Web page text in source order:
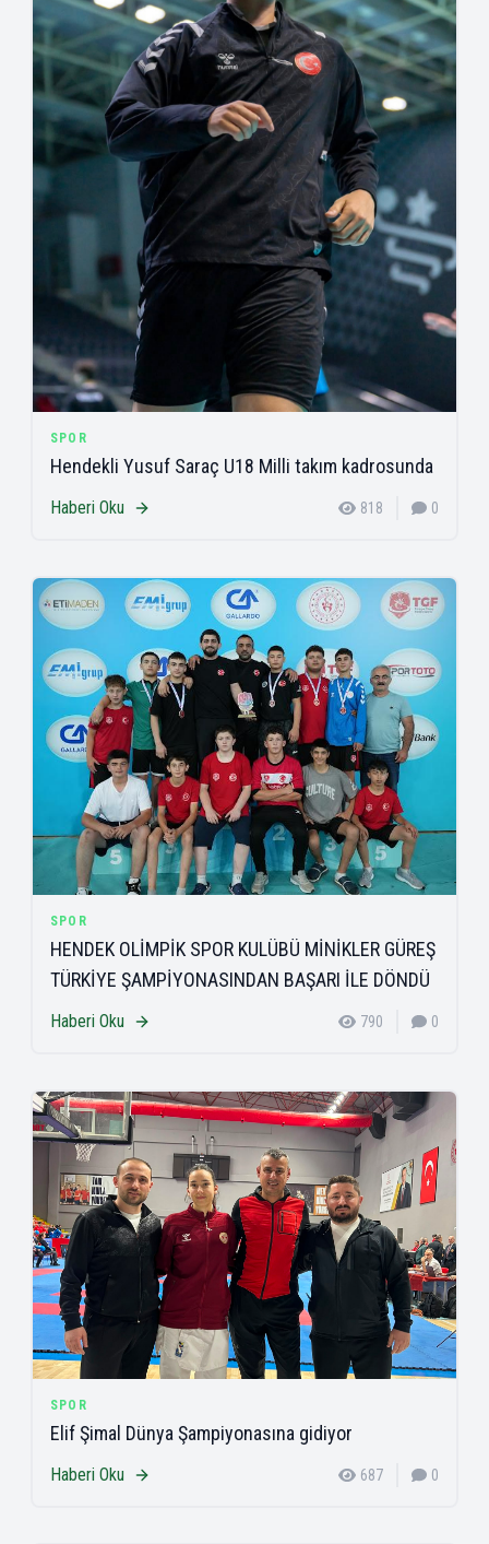
SPOR
Hendekli Yusuf Saraç U18 Milli takım kadrosunda
Haberi Oku 818 0
SPOR
HENDEK OLİMPİK SPOR KULÜBÜ MİNİKLER GÜREŞ
TÜRKİYE ŞAMPİYONASINDAN BAŞARI İLE DÖNDÜ
Haberi Oku 790 0
SPOR
Elif Şimal Dünya Şampiyonasına gidiyor
Haberi Oku 687 0